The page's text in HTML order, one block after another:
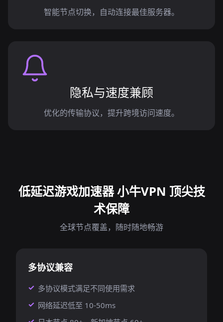
智能节点切换，自动连接最佳服务器。
隐私与速度兼顾
优化的传输协议，提升跨境访问速度。
低延迟游戏加速器 小牛VPN 顶尖技
术保障
全球节点覆盖，随时随地畅游
多协议兼容
多协议模式满足不同使用需求
网络延迟低至 10-50ms